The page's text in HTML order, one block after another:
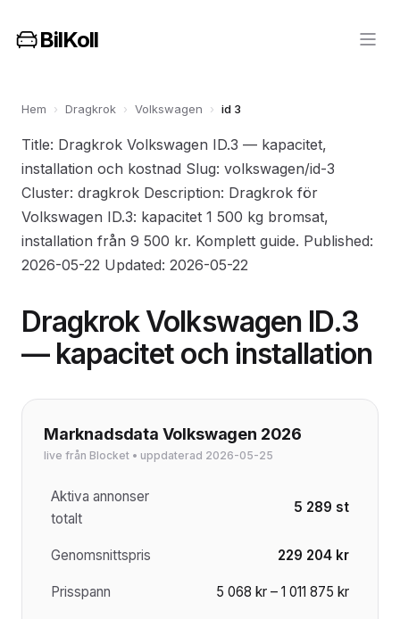
BilKoll
Hem › Dragkrok › Volkswagen › id 3
Title: Dragkrok Volkswagen ID.3 — kapacitet,
installation och kostnad Slug: volkswagen/id-3
Cluster: dragkrok Description: Dragkrok för
Volkswagen ID.3: kapacitet 1 500 kg bromsat,
installation från 9 500 kr. Komplett guide. Published:
2026-05-22 Updated: 2026-05-22
Dragkrok Volkswagen ID.3
— kapacitet och installation
Marknadsdata Volkswagen 2026
live från Blocket • uppdaterad 2026-05-25
Aktiva annonser
totalt
5 289 st
Genomsnittspris 229 204 kr
Prisspann 5 068 kr – 1 011 875 kr